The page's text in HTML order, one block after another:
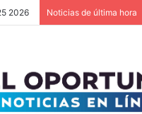
2026 Noticias de última hora